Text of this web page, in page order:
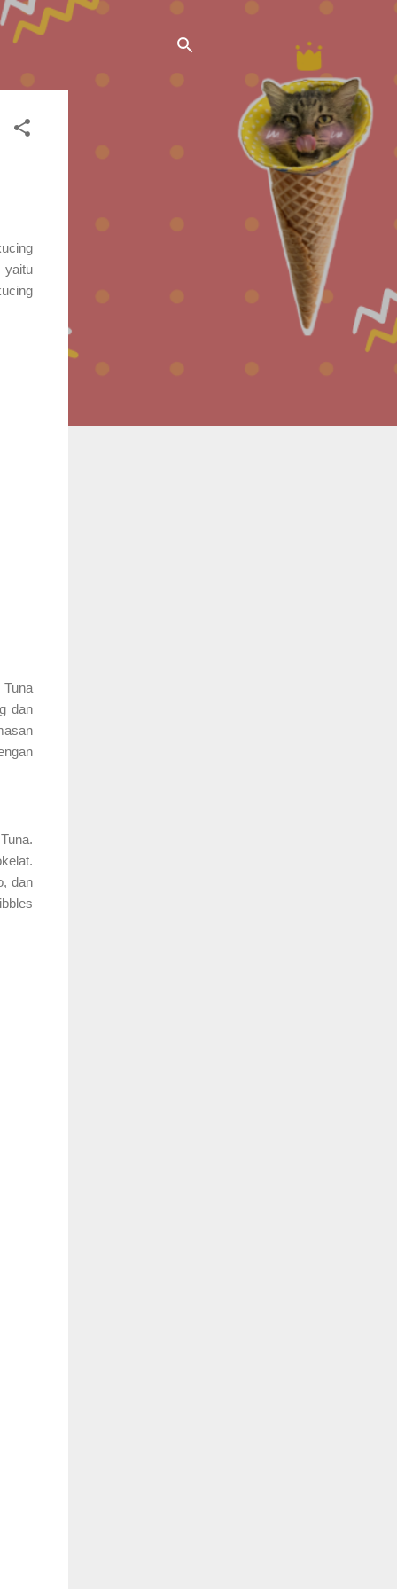
yaitu
dan
dan